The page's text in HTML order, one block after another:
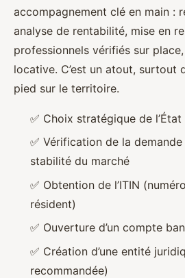
accompagnement clé en main :
analyse de rentabilité, mise en
professionnels vérifiés sur
locative. C’est un atout, surtout
pied sur le territoire.
✅ Choix stratégique de
✅ Vérification de la
stabilité du marché
✅ Obtention de l’ITIN
résident)
✅ Ouverture d’un compte
✅ Création d’une entité
recommandée)